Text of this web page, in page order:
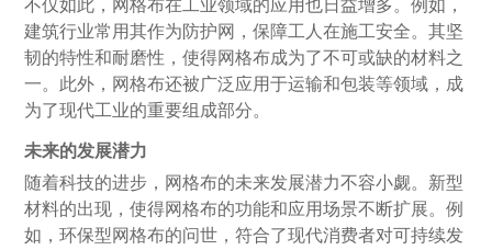
不仅如此，网格布在工业领域的应用也日益增多。例如，
建筑行业常用其作为防护网，保障工人在施工安全。其坚
韧的特性和耐磨性，使得网格布成为了不可或缺的材料之
一。此外，网格布还被广泛应用于运输和包装等领域，成
为了现代工业的重要组成部分。
未来的发展潜力
随着科技的进步，网格布的未来发展潜力不容小觑。新型
材料的出现，使得网格布的功能和应用场景不断扩展。例
如，环保型网格布的问世，符合了现代消费者对可持续发